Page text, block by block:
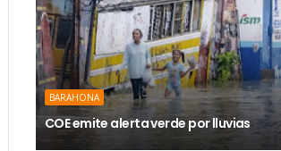
BARAHONA
COE emite alerta verde por lluvias